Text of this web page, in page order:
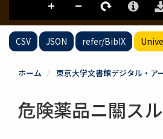
CSV JSON refer/BibIX
ホーム 東京大学文書館デジタル・ア
危険薬品ニ關ス